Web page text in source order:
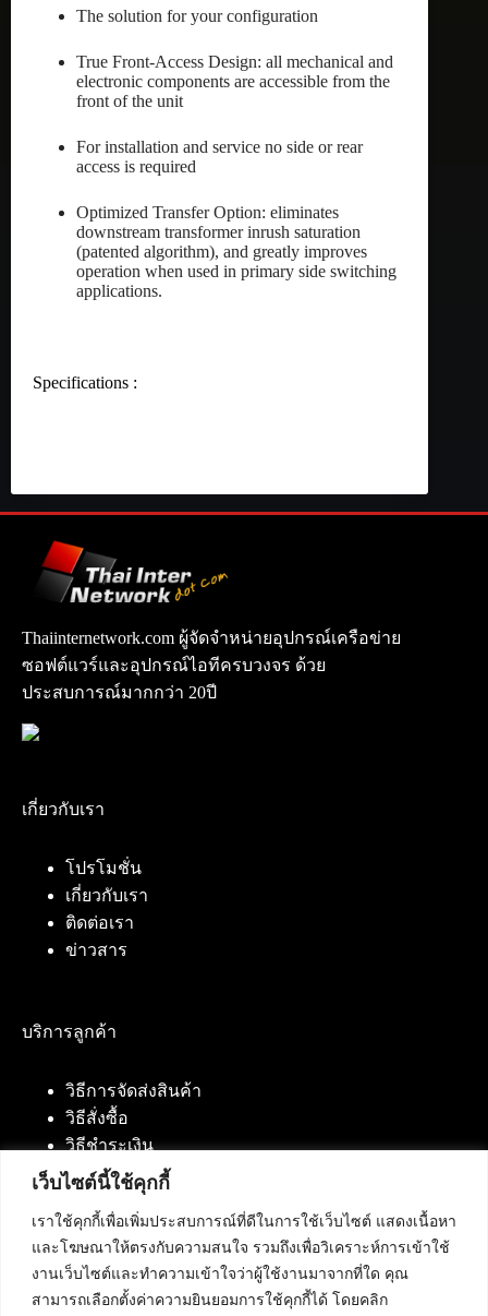
เว็บไซต์นี้ใช้คุกกี้
เราใช้คุกกี้เพื่อเพิ่มประสบการณ์ที่ดีในการใช้เว็บไซต์ แสดงเนื้อหา
และโฆษณาให้ตรงกับความสนใจ รวมถึงเพื่อวิเคราะห์การเข้าใช้
งานเว็บไซต์และทำความเข้าใจว่าผู้ใช้งานมาจากที่ใด คุณ
สามารถเลือกตั้งค่าความยินยอมการใช้คุกกี้ได้ โดยคลิก
The solution for your configuration
True Front-Access Design: all mechanical and
electronic components are accessible from the
front of the unit
For installation and service no side or rear
access is required
Optimized Transfer Option: eliminates
downstream transformer inrush saturation
(patented algorithm), and greatly improves
operation when used in primary side switching
applications.
Specifications :
Thaiinternetwork.com ผู้จัดจำหน่ายอุปกรณ์เครือข่าย
ซอฟต์แวร์และอุปกรณ์ไอทีครบวงจร ด้วย
ประสบการณ์มากกว่า 20ปี
เกี่ยวกับเรา
โปรโมชั่น
เกี่ยวกับเรา
ติดต่อเรา
ข่าวสาร
บริการลูกค้า
วิธีการจัดส่งสินค้า
วิธีสั่งซื้อ
วิธีชำระเงิน
ติดต่อเรา
บริษัท เน็ทฟิวชั่น คอมมิวนิเคชั่น จำกัด 420/94 ถนน